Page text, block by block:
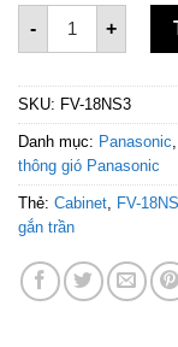
-
Quạt hút gắn
+
SKU: FV-18NS3
Danh mục: Panasonic,
thông gió Panasonic
Thẻ: Cabinet, FV-
gắn trần